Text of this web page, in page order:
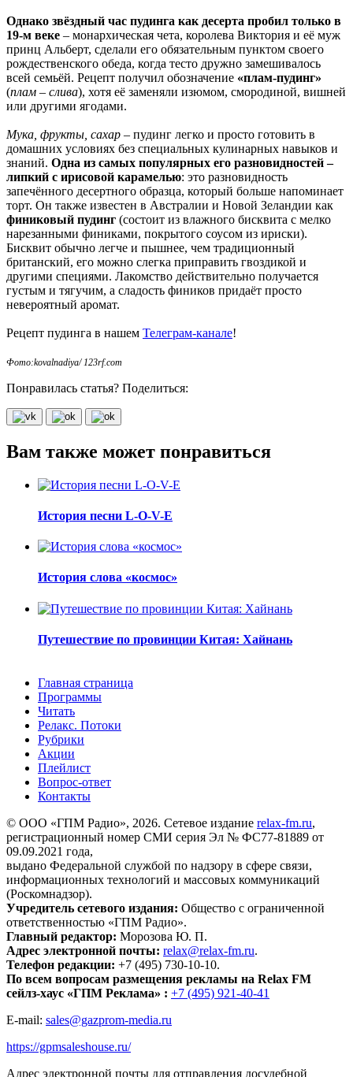
Однако звёздный час пудинга как десерта пробил только в
19-м веке – монархическая чета, королева Виктория и её муж
принц Альберт, сделали его обязательным пунктом своего
рождественского обеда, когда тесто дружно замешивалось
всей семьёй. Рецепт получил обозначение «плам-пудинг»
(плам – слива), хотя её заменяли изюмом, смородиной, вишней
или другими ягодами.
Мука, фрукты, сахар – пудинг легко и просто готовить в
домашних условиях без специальных кулинарных навыков и
знаний. Одна из самых популярных его разновидностей –
липкий с ирисовой карамелью: это разновидность
запечённого десертного образца, который больше напоминает
торт. Он также известен в Австралии и Новой Зеландии как
финиковый пудинг (состоит из влажного бисквита с мелко
нарезанными финиками, покрытого соусом из ириски).
Бисквит обычно легче и пышнее, чем традиционный
британский, его можно слегка приправить гвоздикой и
другими специями. Лакомство действительно получается
густым и тягучим, а сладость фиников придаёт просто
невероятный аромат.
Рецепт пудинга в нашем Телеграм-канале!
Фото:kovalnadiya/ 123rf.com
Понравилась статья? Поделиться:
Вам также может понравиться
История песни L-O-V-E
История слова «космос»
Путешествие по провинции Китая: Хайнань
Главная страница
Программы
Читать
Релакс. Потоки
Рубрики
Акции
Плейлист
Вопрос-ответ
Контакты
© ООО «ГПМ Радио», 2026. Сетевое издание relax-fm.ru,
регистрационный номер СМИ серия Эл № ФС77-81889 от
09.09.2021 года,
выдано Федеральной службой по надзору в сфере связи,
информационных технологий и массовых коммуникаций
(Роскомнадзор).
Учредитель сетевого издания: Общество с ограниченной
ответственностью «ГПМ Радио».
Главный редактор: Морозова Ю. П.
Адрес электронной почты: relax@relax-fm.ru.
Телефон редакции: +7 (495) 730-10-10.
По всем вопросам размещения рекламы на Relax FM
сейлз-хаус «ГПМ Реклама» : +7 (495) 921-40-41
E-mail: sales@gazprom-media.ru
https://gpmsaleshouse.ru/
Адрес электронной почты для отправления досудебной